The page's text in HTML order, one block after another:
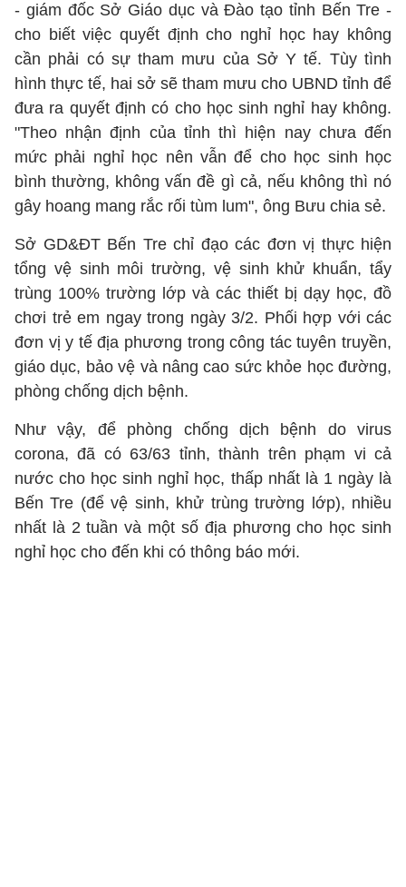
- giám đốc Sở Giáo dục và Đào tạo tỉnh Bến Tre -
cho biết việc quyết định cho nghỉ học hay không
cần phải có sự tham mưu của Sở Y tế. Tùy tình
hình thực tế, hai sở sẽ tham mưu cho UBND tỉnh để
đưa ra quyết định có cho học sinh nghỉ hay không.
"Theo nhận định của tỉnh thì hiện nay chưa đến
mức phải nghỉ học nên vẫn để cho học sinh học
bình thường, không vấn đề gì cả, nếu không thì nó
gây hoang mang rắc rối tùm lum", ông Bưu chia sẻ.
Sở GD&ĐT Bến Tre chỉ đạo các đơn vị thực hiện
tổng vệ sinh môi trường, vệ sinh khử khuẩn, tẩy
trùng 100% trường lớp và các thiết bị dạy học, đồ
chơi trẻ em ngay trong ngày 3/2. Phối hợp với các
đơn vị y tế địa phương trong công tác tuyên truyền,
giáo dục, bảo vệ và nâng cao sức khỏe học đường,
phòng chống dịch bệnh.
Như vậy, để phòng chống dịch bệnh do virus
corona, đã có 63/63 tỉnh, thành trên phạm vi cả
nước cho học sinh nghỉ học, thấp nhất là 1 ngày là
Bến Tre (để vệ sinh, khử trùng trường lớp), nhiều
nhất là 2 tuần và một số địa phương cho học sinh
nghỉ học cho đến khi có thông báo mới.